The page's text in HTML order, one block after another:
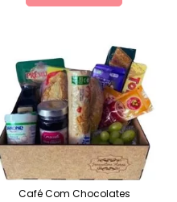
Café Com Chocolates